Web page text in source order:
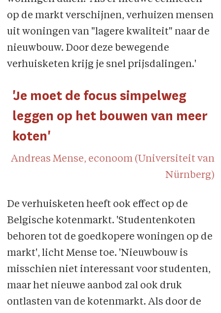
op de markt verschij­nen, verhuizen mensen
uit woni­ngen van "lagere kwaliteit" naar de
nieuwbouw. Door deze bewegende
verhuisketen krijg je snel prijsdalingen.'
'Je moet de focus simpelweg
leggen op het bouwen van meer
koten'
Andreas Mense, econoom (Universiteit van
Nürnberg)
De verhuisketen heeft ook effect op de
Belgische kotenmarkt. 'Studentenkoten
behoren tot de goedkopere woningen op de
markt', licht Mense toe. 'Nieuwbouw is
misschien niet interessant voor studenten,
maar het nieuwe aanbod zal ook druk
ontlasten van de kotenmarkt. Als door de